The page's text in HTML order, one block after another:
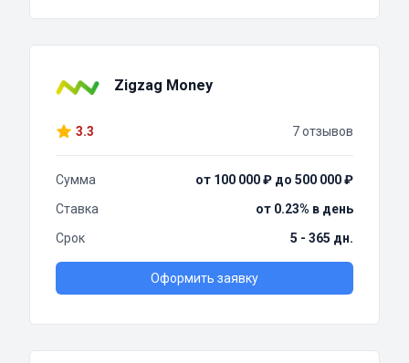
Zigzag Money
3.3 7 отзывов
Сумма
от 100 000 ₽ до 500 000 ₽
Ставка
от 0.23% в день
Срок
5 - 365 дн.
Оформить заявку